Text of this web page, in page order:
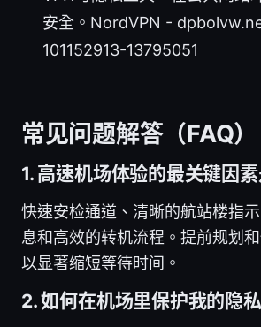
安全。NordVPN -
101152913-13795051
常见问题解答（FAQ）
1. 高速机场体验的最关键因
快速安检通道、清晰的航站楼指
息和高效的转机流程。提前规划
以显著缩短等待时间。
2. 如何在机场里保护我的隐